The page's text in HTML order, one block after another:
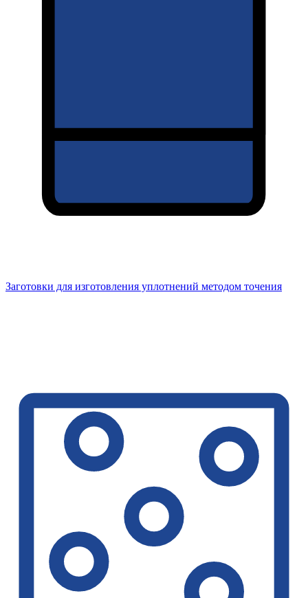
Заготовки для изготовления уплотнений методом точения